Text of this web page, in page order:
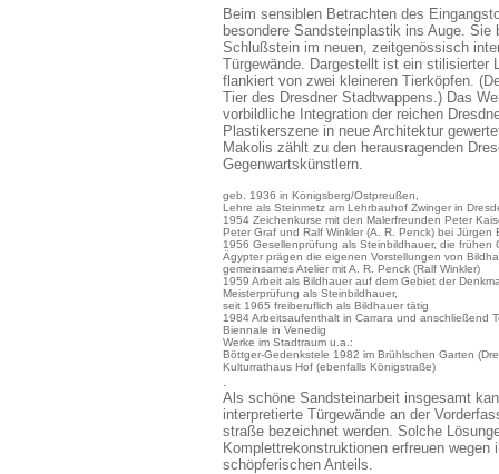
Beim sensiblen Betrachten des
besondere Sandsteinplastik ins Auge. Sie
Schlußstein im neuen, zeitgenössisch
Türgewände. Dargestellt ist ein stilisierter
flankiert von zwei kleineren Tierköpfen.
Tier des Dresdner Stadtwappens.) Das
vorbildliche Integration der reichen
Plastikerszene in neue Architektur
Makolis zählt zu den herausragenden
Gegenwartskünstlern.
geb. 1936 in Königsberg/Ostpreußen,
Lehre als Steinmetz am Lehrbauhof Zwinger in
1954 Zeichenkurse mit den Malerfreunden Peter
Peter Graf und Ralf Winkler (A. R. Penck) bei Jürgen
1956 Gesellenprüfung als Steinbildhauer, die frühen
Ägypter prägen die eigenen Vorstellungen von
gemeinsames Atelier mit A. R. Penck (Ralf Winkler)
1959 Arbeit als Bildhauer auf dem Gebiet der
Meisterprüfung als Steinbildhauer,
seit 1965 freiberuflich als Bildhauer tätig
1984 Arbeitsaufenthalt in Carrara und anschließend
Biennale in Venedig
Werke im Stadtraum u.a.:
Böttger-Gedenkstele 1982 im Brühlschen Garten
Kulturrathaus Hof (ebenfalls Königstraße)
.
Als schöne Sandsteinarbeit insgesamt
interpretierte Türgewände an der
straße bezeichnet werden. Solche
Komplettrekonstruktionen erfreuen wegen
schöpferischen Anteils.